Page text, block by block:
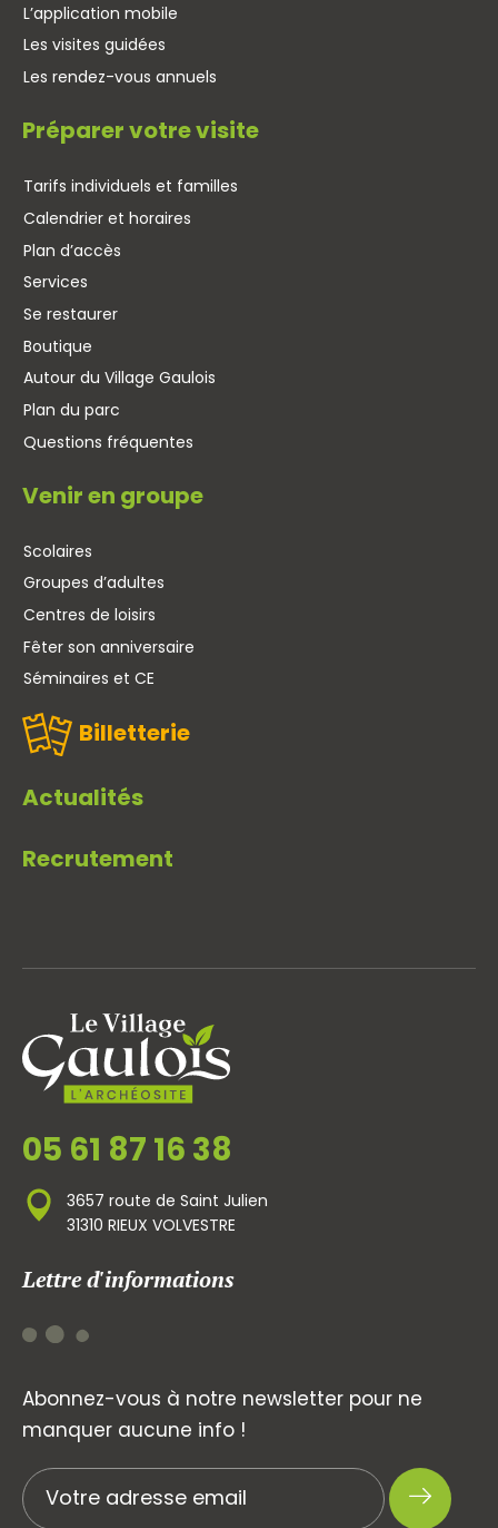
L’application mobile
Les visites guidées
Les rendez-vous annuels
Préparer votre visite
Tarifs individuels et familles
Calendrier et horaires
Plan d’accès
Services
Se restaurer
Boutique
Autour du Village Gaulois
Plan du parc
Questions fréquentes
Venir en groupe
Scolaires
Groupes d’adultes
Centres de loisirs
Fêter son anniversaire
Séminaires et CE
Billetterie
Actualités
Recrutement
05 61 87 16 38
3657 route de Saint Julien
31310 RIEUX VOLVESTRE
Lettre d'informations
Abonnez-vous à notre newsletter pour ne
manquer aucune info !